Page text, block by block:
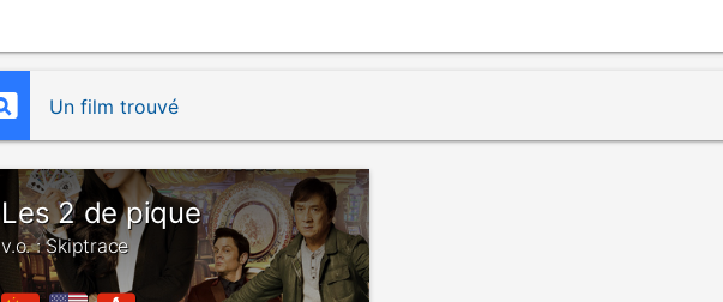
Un film trouvé
Les 2 de pique
v.o. : Skiptrace